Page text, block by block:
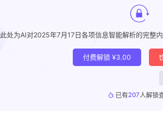
此处为AI对2025年7月17日各项信息智能解析的完整
付费解锁 ¥3.00
已有207人解锁